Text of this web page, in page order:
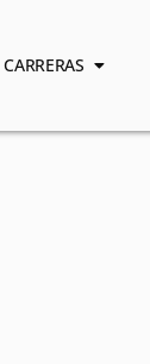
CARRERAS